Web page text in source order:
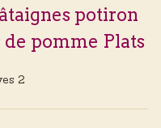
potiron
de pomme Plats
2